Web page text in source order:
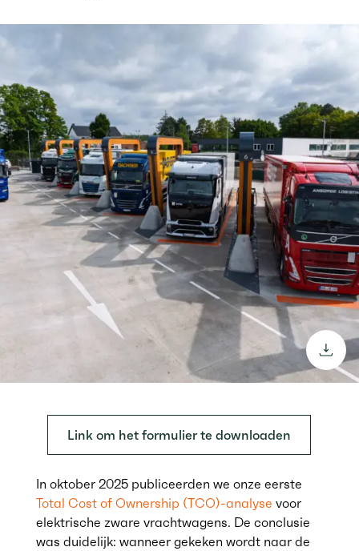
Link om het formulier te downloaden
In oktober 2025 publiceerden we onze eerste
Total Cost of Ownership (TCO)-analyse voor
elektrische zware vrachtwagens. De conclusie
was duidelijk: wanneer gekeken wordt naar de